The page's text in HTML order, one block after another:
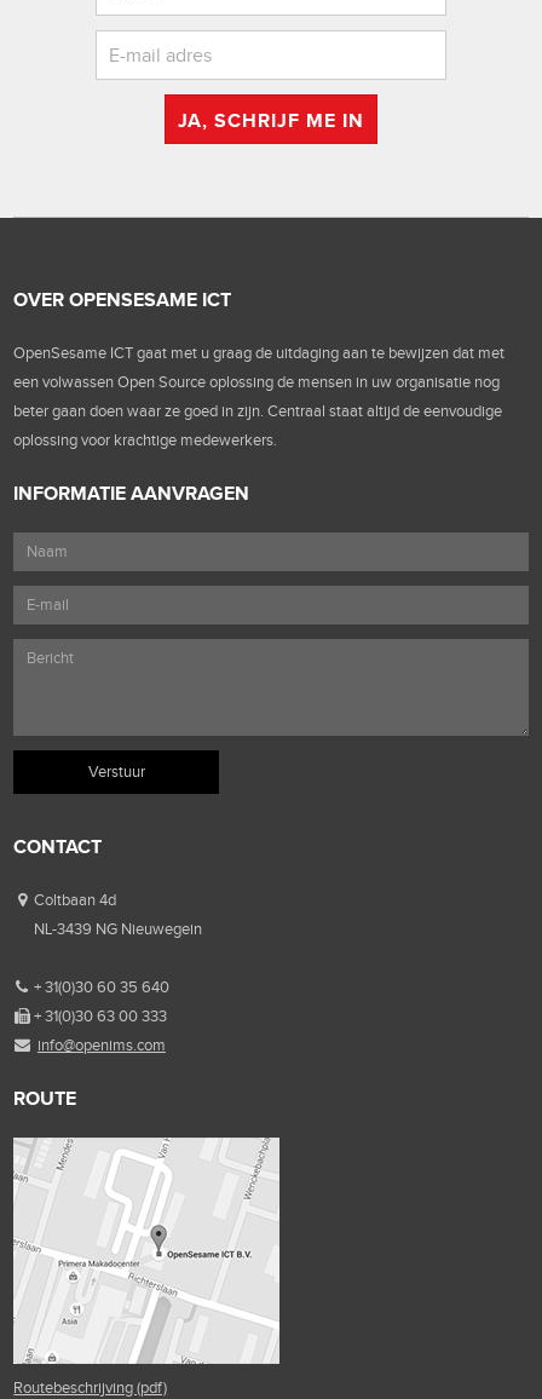
JA, SCHRIJF ME IN
OVER OPENSESAME ICT
OpenSesame ICT gaat met u graag de uitdaging aan te bewijzen dat met
een volwassen Open Source oplossing de mensen in uw organisatie nog
beter gaan doen waar ze goed in zijn. Centraal staat altijd de eenvoudige
oplossing voor krachtige medewerkers.
INFORMATIE AANVRAGEN
CONTACT
Coltbaan 4d
NL-3439 NG Nieuwegein
+ 31(0)30 60 35 640
+ 31(0)30 63 00 333
info@openims.com
ROUTE
Routebeschrijving (pdf)